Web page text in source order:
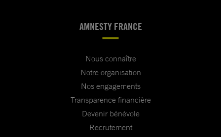
AMNESTY FRANCE
Nous connaître
Notre organisation
Nos engagements
Transparence financière
Devenir bénévole
Recrutement